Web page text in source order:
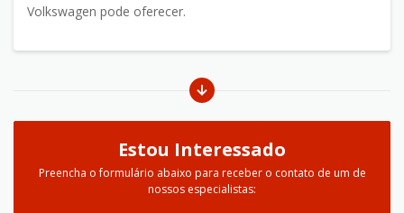
Volkswagen pode oferecer.
Estou Interessado
Preencha o formulário abaixo para receber o contato de um de
nossos especialistas: